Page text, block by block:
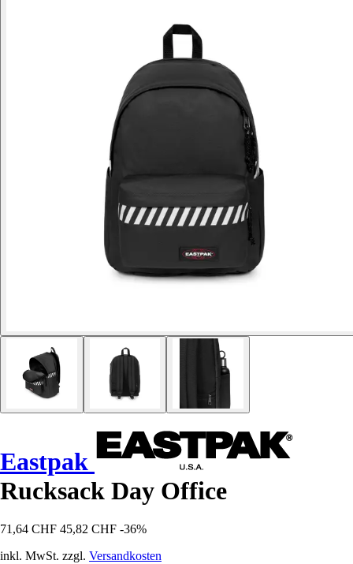
Eastpak
Rucksack Day Office
71,64 CHF 45,82 CHF -36%
inkl. MwSt. zzgl. Versandkosten